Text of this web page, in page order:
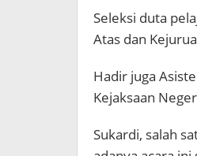
Seleksi duta
Atas dan
Hadir juga
Kejaksaan
Sukardi, salah